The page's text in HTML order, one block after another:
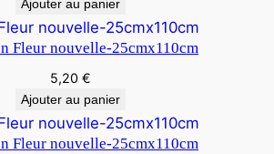
Ajouter au panier
Fleur nouvelle-25cmx110cm
5,20 €
Ajouter au panier
Fleur nouvelle-25cmx110cm